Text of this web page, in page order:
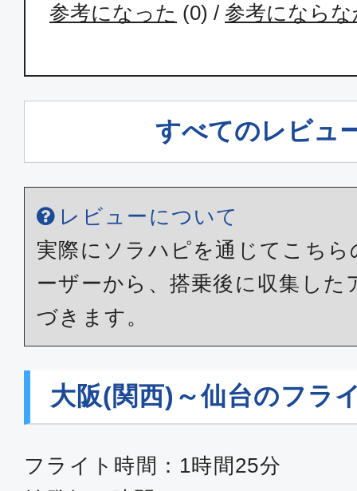
参考になった (0) / 参考になら
すべてのレビュ
レビューについて
実際にソラハピを通じてこち
ーザーから、搭乗後に収集した
づきます。
大阪(関西)～仙台のフラ
フライト時間：1時間25分